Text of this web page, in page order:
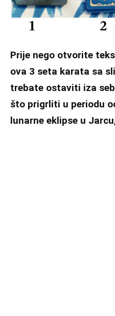
Prije nego otvorite
ova 3 seta karata sa
trebate ostaviti iza
što prigrliti u periodu
lunarne eklipse u